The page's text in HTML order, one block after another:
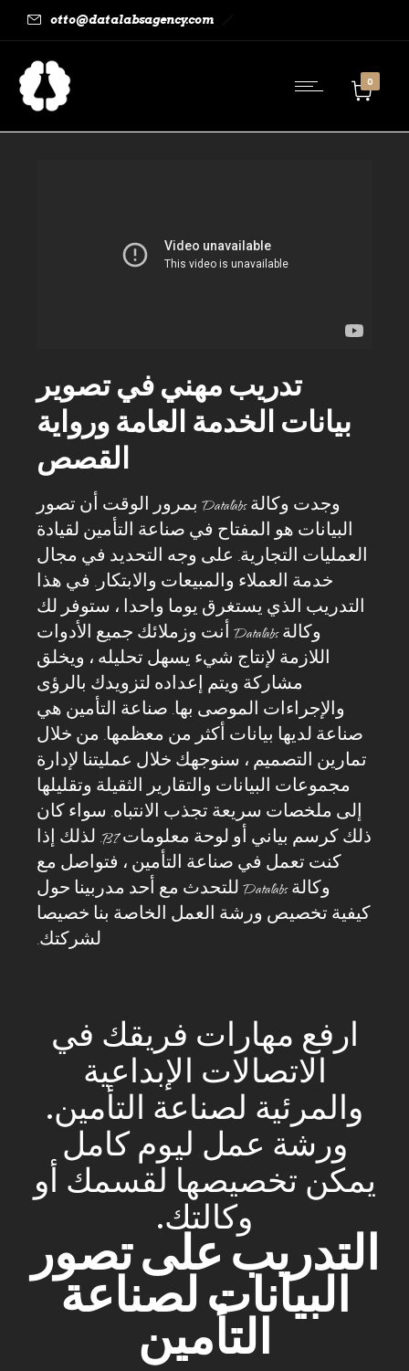
otto@datalabsagency.com
0
تدريب مهني في تصوير
بيانات الخدمة العامة ورواية
القصص
وجدت وكالة Datalabs بمرور الوقت أن تصور
البيانات هو المفتاح في صناعة التأمين لقيادة
العمليات التجارية. على وجه التحديد في مجال
خدمة العملاء والمبيعات والابتكار. في هذا
التدريب الذي يستغرق يوما واحدا ، ستوفر لك
وكالة Datalabs أنت وزملائك جميع الأدوات
اللازمة لإنتاج شيء يسهل تحليله ، ويخلق
مشاركة ويتم إعداده لتزويدك بالرؤى
والإجراءات الموصى بها. صناعة التأمين هي
صناعة لديها بيانات أكثر من معظمها. من خلال
تمارين التصميم ، سنوجهك خلال عمليتنا لإدارة
مجموعات البيانات والتقارير الثقيلة وتقليلها
إلى ملخصات سريعة تجذب الانتباه. سواء كان
ذلك كرسم بياني أو لوحة معلومات BI. لذلك إذا
كنت تعمل في صناعة التأمين ، فتواصل مع
وكالة Datalabs للتحدث مع أحد مدربينا حول
كيفية تخصيص ورشة العمل الخاصة بنا خصيصا
لشركتك.
ارفع مهارات فريقك في
الاتصالات الإبداعية
والمرئية لصناعة التأمين.
ورشة عمل ليوم كامل
يمكن تخصيصها لقسمك أو
وكالتك.
التدريب على تصور
البيانات لصناعة
التأمين